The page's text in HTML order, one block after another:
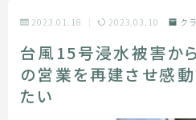
2023.01.18 2023.03.10 ク
台風15号浸水被害か
の営業を再建させ感
たい